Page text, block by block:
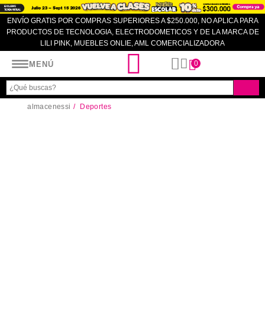
ENVÍO GRATIS POR COMPRAS SUPERIORES A $250.000, NO APLICA PARA
PRODUCTOS DE TECNOLOGIA, ELECTRODOMETICOS Y DE LA MARCA DE
LILI PINK, MUEBLES ONLIE, AML COMERCIALIZADORA
MENÚ
Almacenes SI
0
almacenessi Deportes